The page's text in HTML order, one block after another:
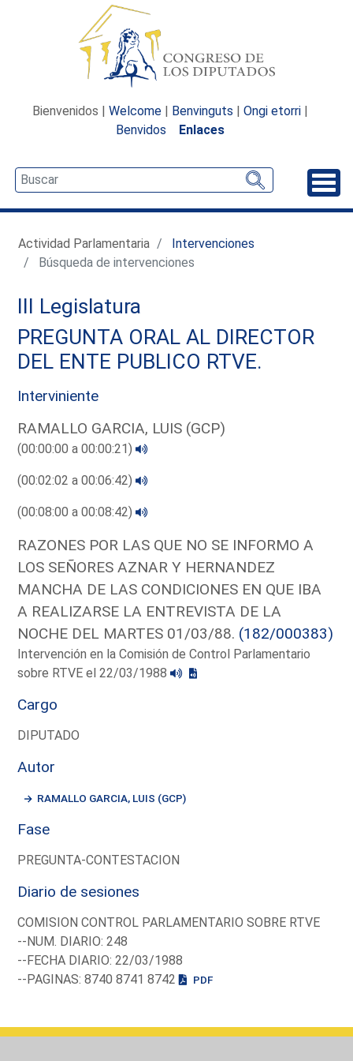
Bienvenidos | Welcome | Benvinguts | Ongi etorri |
Benvidos
Enlaces
Actividad Parlamentaria
Intervenciones
Búsqueda de intervenciones
III Legislatura
PREGUNTA ORAL AL DIRECTOR
DEL ENTE PUBLICO RTVE.
Interviniente
RAMALLO GARCIA, LUIS (GCP)
(00:00:00 a 00:00:21)
(00:02:02 a 00:06:42)
(00:08:00 a 00:08:42)
RAZONES POR LAS QUE NO SE INFORMO A
LOS SEÑORES AZNAR Y HERNANDEZ
MANCHA DE LAS CONDICIONES EN QUE IBA
A REALIZARSE LA ENTREVISTA DE LA
NOCHE DEL MARTES 01/03/88. (182/000383)
Intervención en la Comisión de Control Parlamentario
sobre RTVE el 22/03/1988
Cargo
DIPUTADO
Autor
RAMALLO GARCIA, LUIS (GCP)
Fase
PREGUNTA-CONTESTACION
Diario de sesiones
COMISION CONTROL PARLAMENTARIO SOBRE RTVE
--NUM. DIARIO: 248
--FECHA DIARIO: 22/03/1988
--PAGINAS: 8740 8741 8742
PDF